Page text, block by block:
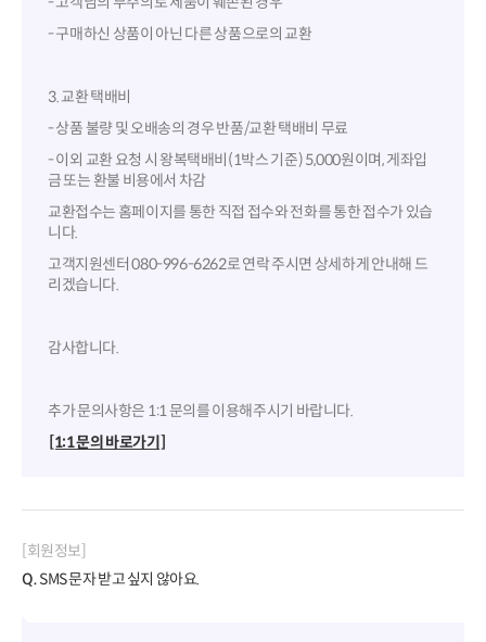
- 구매하신 상품이 아닌 다른 상품으로의 교환
3. 교환 택배비
- 상품 불량 및 오배송의 경우 반품/교환 택배비 무료
- 이외 교환 요청 시 왕복택배비(1박스 기준) 5,000원이며, 게좌입
금 또는 환불 비용에서 차감
교환접수는 홈페이지를 통한 직접 접수와 전화를 통한 접수가 있습
니다.
고객지원센터 080-996-6262로 연락 주시면 상세하게 안내해 드
리겠습니다.
감사합니다.
추가 문의사항은 1:1 문의를 이용해주시기 바랍니다.
[1:1 문의 바로가기]
[회원정보]
Q.SMS 문자 받고 싶지 않아요.